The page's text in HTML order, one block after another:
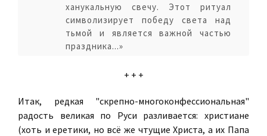
ханукальную свечу. Этот ритуал
символизирует победу света над
тьмой и является важной частью
праздника...»
+ + +
Итак, редкая "скрепно-многоконфессиональная"
радость великая по Руси разливается: христиане
(хоть и еретики, но всё же чтущие Христа, а их Папа